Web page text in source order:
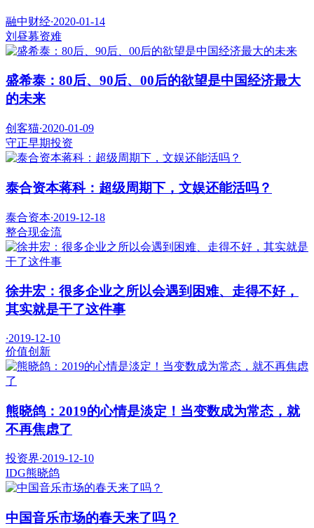
融中财经·2020-01-14
刘昼募资难
盛希泰：80后、90后、00后的欲望是中国经济最大
的未来
创客猫·2020-01-09
守正早期投资
泰合资本蒋科：超级周期下，文娱还能活吗？
泰合资本·2019-12-18
整合现金流
徐井宏：很多企业之所以会遇到困难、走得不好，
其实就是干了这件事
·2019-12-10
价值创新
熊晓鸽：2019的心情是淡定！当变数成为常态，就
不再焦虑了
投资界·2019-12-10
IDG熊晓鸽
中国音乐市场的春天来了吗？